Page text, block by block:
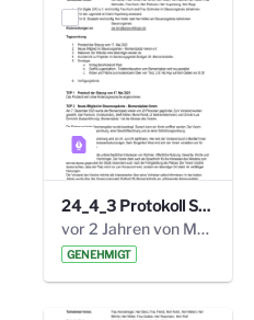
24_4_3 Protokoll Steuerungskreis.pdf
vor 2 Jahren von Marcel Eckert
GENEHMIGT